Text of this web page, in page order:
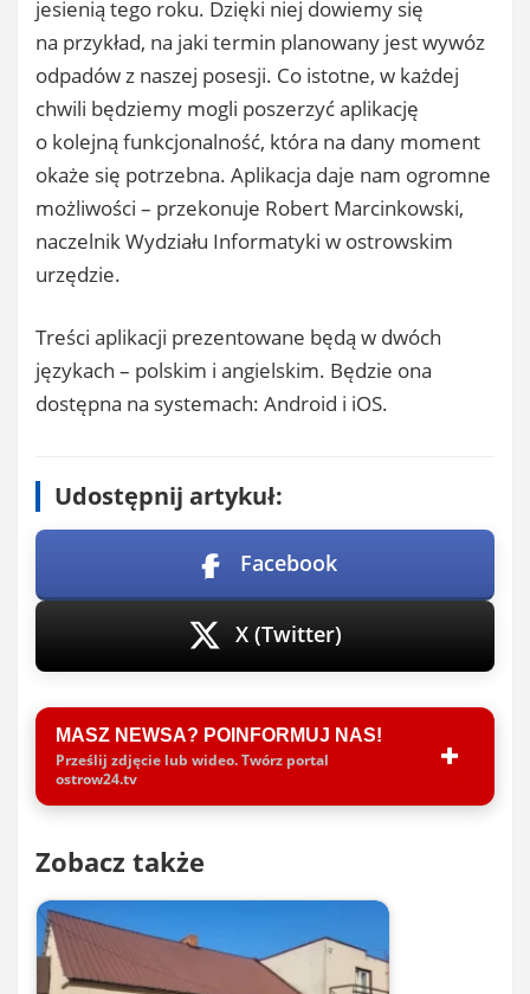
jesienią tego roku. Dzięki niej dowiemy się
na przykład, na jaki termin planowany jest wywóz
odpadów z naszej posesji. Co istotne, w każdej
chwili będziemy mogli poszerzyć aplikację
o kolejną funkcjonalność, która na dany moment
okaże się potrzebna. Aplikacja daje nam ogromne
możliwości – przekonuje Robert Marcinkowski,
naczelnik Wydziału Informatyki w ostrowskim
urzędzie.
Treści aplikacji prezentowane będą w dwóch
językach – polskim i angielskim. Będzie ona
dostępna na systemach: Android i iOS.
Udostępnij artykuł:
Facebook
X (Twitter)
MASZ NEWSA? POINFORMUJ NAS!
Prześlij zdjęcie lub wideo. Twórz portal
ostrow24.tv
Zobacz także